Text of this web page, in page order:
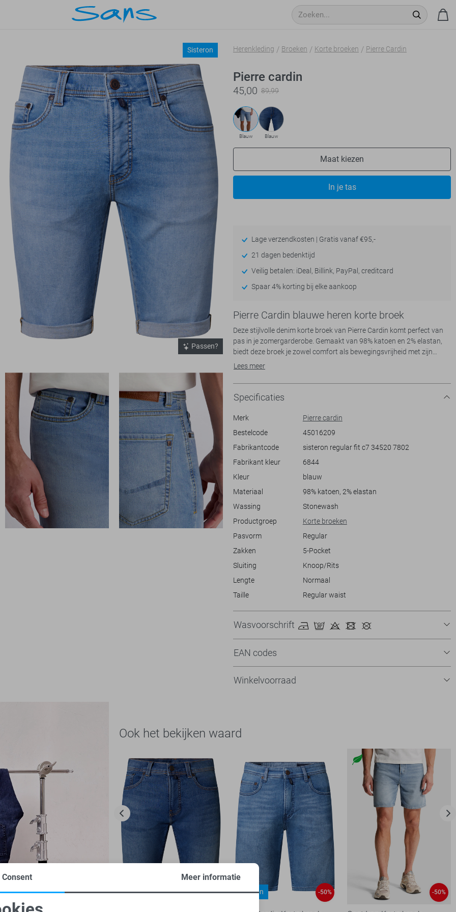
Sisteron
Passen?
Herenkleding Broeken Korte broeken Pierre Cardin
Pierre cardin
45,00 89,99
Blauw Blauw
Maat kiezen
In je tas
Lage verzendkosten | Gratis vanaf €95,-
21 dagen bedenktijd
Veilig betalen: iDeal, Billink, PayPal, creditcard
Spaar 4% korting bij elke aankoop
Pierre Cardin blauwe heren korte broek
Deze stijlvolle denim korte broek van Pierre Cardin komt perfect van
pas in je zomergarderobe. Gemaakt van 98% katoen en 2% elastan,
biedt deze broek je zowel comfort als bewegingsvrijheid met zijn
regular fit en regular waist. De klassieke stonewash look geeft het een
opbergruimte tijdens je dagelijkse avonturen. Met een knoop- en
ritssluiting is de broek eenvoudig en praktisch in gebruik.
De Pierre Cardin denim korte broek is ideaal voor allerlei zomerse
gelegenheden. Of je nu een dagje naar het strand gaat of lekker wilt
veelzijdige keuze. De nette omslag aan de pijpen voegt een verfijnde
touch toe, waardoor je deze broek makkelijk kunt combineren met
zowel een casual T-shirt als een nettere blouse. Met deze short ben je
Lees meer
Specificaties
Merk
Pierre cardin
Bestelcode
45016209
Fabrikantcode
sisteron regular fit c7 34520 7802
Fabrikant kleur
6844
Kleur
blauw
Materiaal
98% katoen, 2% elastan
Wassing
Stonewash
Productgroep
Korte broeken
Pasvorm
Regular
Zakken
5-Pocket
Sluiting
Knoop/Rits
Lengte
Normaal
Taille
Regular waist
Wasvoorschrift
EAN codes
Winkelvoorraad
Ook het bekijken waard
Sisteron -50% Sisteron -50% -50%
Consent Meer informatie